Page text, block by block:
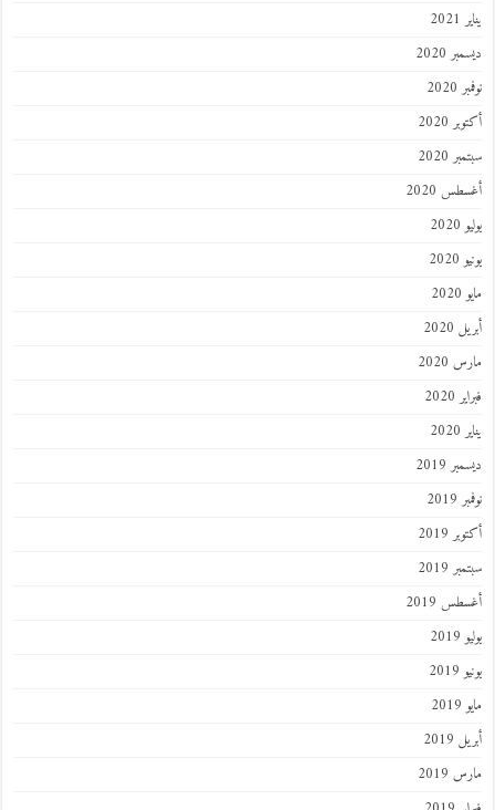
يناير 2021
ديسمبر 2020
نوفمبر 2020
أكتوبر 2020
سبتمبر 2020
أغسطس 2020
يوليو 2020
يونيو 2020
مايو 2020
أبريل 2020
مارس 2020
فبراير 2020
يناير 2020
ديسمبر 2019
نوفمبر 2019
أكتوبر 2019
سبتمبر 2019
أغسطس 2019
يوليو 2019
يونيو 2019
مايو 2019
أبريل 2019
مارس 2019